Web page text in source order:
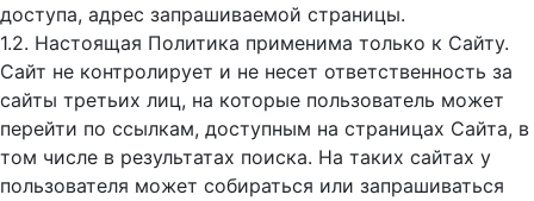
доступа, адрес запрашиваемой страницы.
1.2. Настоящая Политика применима только к Сайту.
Сайт не контролирует и не несет ответственность за
сайты третьих лиц, на которые пользователь может
перейти по ссылкам, доступным на страницах Сайта, в
том числе в результатах поиска. На таких сайтах у
пользователя может собираться или запрашиваться